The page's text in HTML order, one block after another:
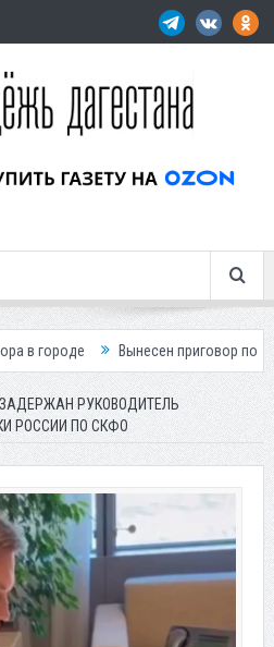
Вынесен приговор по делу о гибели
РУКОВОДИТЕЛЬ
РОССИИ ПО СКФО